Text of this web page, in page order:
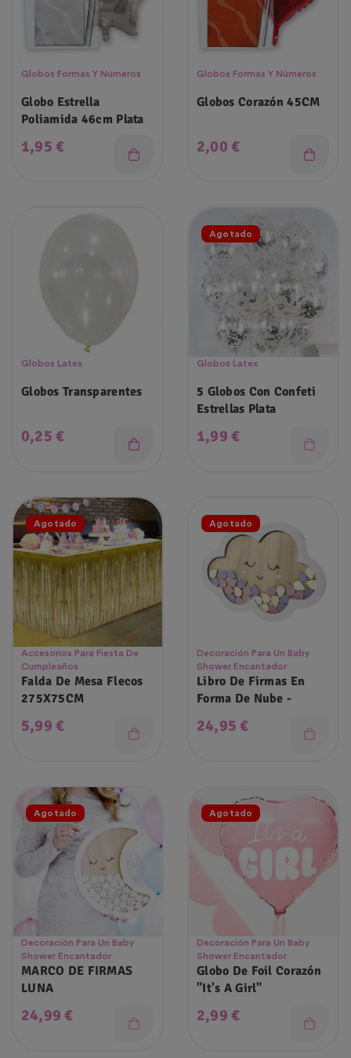
Globos Formas Y Números
Globo Estrella
Poliamida 46cm Plata
Precio
1,95 €
Globos Formas Y Números
Globos Corazón 45CM
Precio
2,00 €
Globos Latex
Globos Transparentes
Precio
0,25 €
Agotado
Globos Latex
5 Globos Con Confeti
Estrellas Plata
Precio
1,99 €
Agotado
Accesorios Para Fiesta De
Cumpleaños
Falda De Mesa Flecos
275X75CM
Precio
5,99 €
Agotado
Decoración Para Un Baby
Shower Encantador
Libro De Firmas En
Forma De Nube -
Precio
24,95 €
Agotado
Decoración Para Un Baby
Shower Encantador
MARCO DE FIRMAS
LUNA
Precio
24,99 €
Agotado
Decoración Para Un Baby
Shower Encantador
Globo De Foil Corazón
"It's A Girl"
Precio
2,99 €